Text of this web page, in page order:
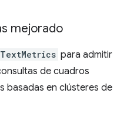
mejorado
TextMetrics para admitir
de cuadros
basadas en clústeres de